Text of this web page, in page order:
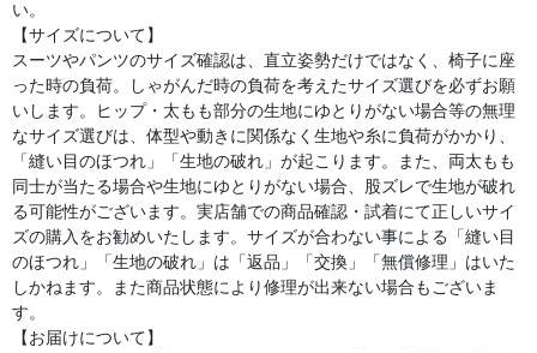
い。
【サイズについて】
スーツやパンツのサイズ確認は、直立姿勢だけではなく、椅子に座
った時の負荷。しゃがんだ時の負荷を考えたサイズ選びを必ずお願
いします。ヒップ・太もも部分の生地にゆとりがない場合等の無理
なサイズ選びは、体型や動きに関係なく生地や糸に負荷がかかり、
「縫い目のほつれ」「生地の破れ」が起こります。また、両太もも
同士が当たる場合や生地にゆとりがない場合、股ズレで生地が破れ
る可能性がございます。実店舗での商品確認・試着にて正しいサイ
ズの購入をお勧めいたします。サイズが合わない事による「縫い目
のほつれ」「生地の破れ」は「返品」「交換」「無償修理」はいた
しかねます。また商品状態により修理が出来ない場合もございま
す。
【お届けについて】